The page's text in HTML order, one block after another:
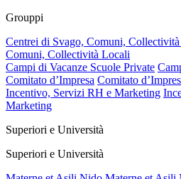
Grouppi
Centrei di Svago, Comuni,
Comuni, Collectività Locali
Campi di Vacanze Scuole Private
Comitato d’Impresa Comitato
Incentivo, Servizi RH e Marketing
Marketing
Superiori e Università
Superiori e Università